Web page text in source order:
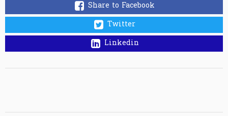
Share to Facebook
Twitter
Linkedin